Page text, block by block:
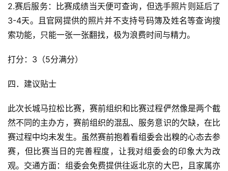
2.赛后服务：比赛成绩当天便可查询，但选手照片则延后了
3-4天。且官网提供的照片并不支持号码簿及姓名等查询搜
索功能，只能一张一张翻找，极为浪费时间与精力。
打分：3（5分满分）
四．建议贴士
此次长城马拉松比赛，赛前组织和比赛过程俨然像是两个截
然不同的主办方，赛前组织的混乱、服务意识的欠缺，在比
赛过程中均未发生。虽然赛前抱着看组委会出糗的心态去参
赛，但比赛当日的完善程度，让我对组委会的印象大为改
观。交通方面：组委会免费提供往返北京的大巴，且家属亦